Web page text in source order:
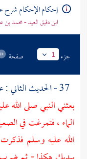
إحكام الإحكام شرح
ابن دقيق العيد - محمد
جزء 1 صفحة
بعثني النبي صلى
الماء ، فتمرغت في
الله عليه وسلم